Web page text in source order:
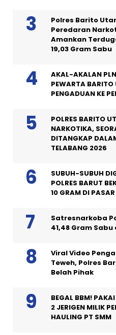
Polres Barito
Peredaran
Amankan
19,03 Gram Sabu
AKAL-AKALAN
PEWARTA
PENGADUAN KE
POLRES BARITO
NARKOTIKA,
DITANGKAP
TELABANG 2026
SUBUH-SUBUH
POLRES BARUT
10 GRAM DI
Satresnarkoba
41,48 Gram
Viral Video
Teweh, Polres
Belah Pihak
BEGAL BBM!
2 JERIGEN MILIK
HAULING PT SMM